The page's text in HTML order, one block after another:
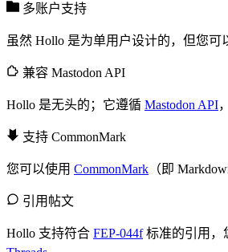
多账户支持
虽然 Hollo 是为单用户设计的，但您
兼容 Mastodon API
Hollo 是无头的；它遵循 Mastodon API
支持 CommonMark
您可以使用 CommonMark （即
引用帖文
Hollo 支持符合 FEP-044f标准的引用，